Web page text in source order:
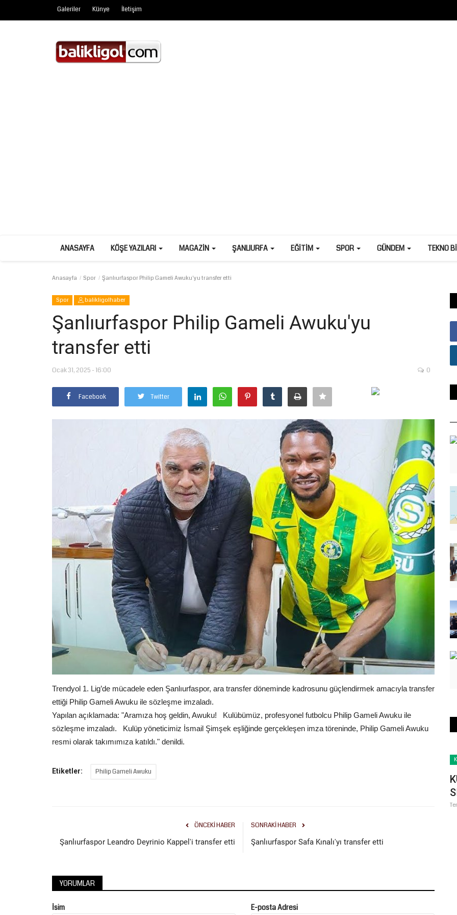
Galeriler Künye İletişim
ANASAYFA KÖŞE YAZILARI MAGAZIN ŞANLIURFA EĞITIM SPOR GÜNDEM TEKNO
Anasayfa Spor Şanlıurfaspor Philip Gameli Awuku'yu transfer etti
Spor balikligolhaber
Şanlıurfaspor Philip Gameli Awuku'yu
transfer etti
Ocak 31, 2025 - 16:00 0
Facebook Twitter
Trendyol 1. Lig’de mücadele eden Şanlıurfaspor, ara transfer döneminde kadrosunu güçlendirmek amacıyla transfer
ettiği Philip Gameli Awuku ile sözleşme imzaladı.
Yapılan açıklamada: "Aramıza hoş geldin, Awuku! Kulübümüz, profesyonel futbolcu Philip Gameli Awuku ile
sözleşme imzaladı. Kulüp yöneticimiz İsmail Şimşek eşliğinde gerçekleşen imza töreninde, Philip Gameli Awuku
resmi olarak takımımıza katıldı." denildi.
Etiketler: Philip Gameli Awuku
ÖNCEKI HABER
Şanlıurfaspor Leandro Deyrinio Kappel'i transfer etti
SONRAKI HABER
Şanlıurfaspor Safa Kınalı'yı transfer etti
YORUMLAR
İsim E-posta Adresi
Mesaisini Sürdürüyor
Temmuz 21, 2026 0 Aralık 18, 2025 0
İstanbul Cumhuriyet Başsavcılığı tarafından Anahat Holding’e